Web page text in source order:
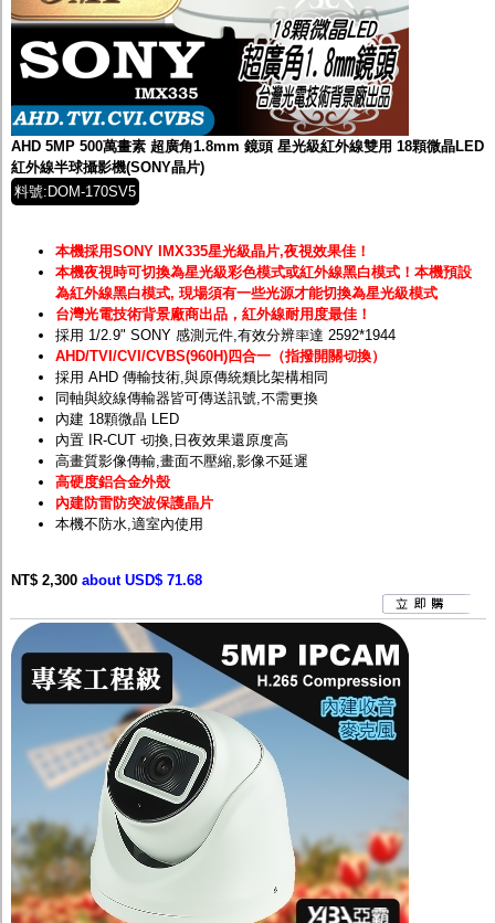
AHD 5MP 500萬畫素 超廣角1.8mm 鏡頭 星光級紅外線雙用 18顆微晶LED
紅外線半球攝影機(SONY晶片)
料號:DOM-170SV5
本機採用SONY IMX335星光級晶片,夜視效果佳！
本機夜視時可切換為星光級彩色模式或紅外線黑白模式！ 本機預設
為紅外線黑白模式, 現場須有一些光源才能切換為星光級模式
台灣光電技術背景廠商出品，紅外線耐用度最佳！
採用 1/2.9" SONY 感測元件,有效分辨率達 2592*1944
AHD/TVI/CVI/CVBS(960H)四合一（指撥開關切換）
採用 AHD 傳輸技術,與原傳統類比架構相同
同軸與絞線傳輸器皆可傳送訊號,不需更換
內建 18顆微晶 LED
內置 IR-CUT 切換,日夜效果還原度高
高畫質影像傳輸,畫面不壓縮,影像不延遲
高硬度鋁合金外殼
內建防雷防突波保護晶片
本機不防水,適室內使用
NT$ 2,300 about USD$ 71.68